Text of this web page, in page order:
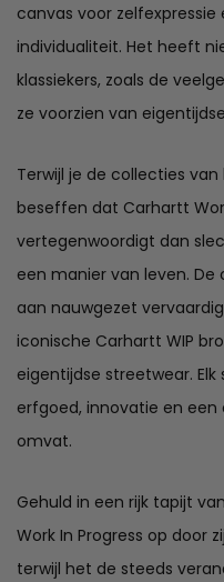
canvas voor
individualiteit. Het heeft
klassiekers, zoals de
ze voorzien van
Terwijl je de collecties
beseffen dat Carhartt
vertegenwoordigt dan
een manier van leven.
aan nauwgezet
iconische Carhartt WIP
eigentijdse streetwear.
erfgoed, innovatie en een
omvat.
Gehuld in een rijk tapijt
Work In Progress op door
terwijl het de steeds